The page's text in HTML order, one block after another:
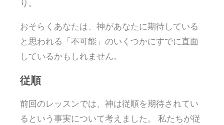
り。
おそらくあなたは、神があなたに期待している
と思われる「不可能」のいくつかにすでに直面
しているかもしれません。
従順
前回のレッスンでは、神は従順を期待されてい
るという事実について考えました。 私たちが従